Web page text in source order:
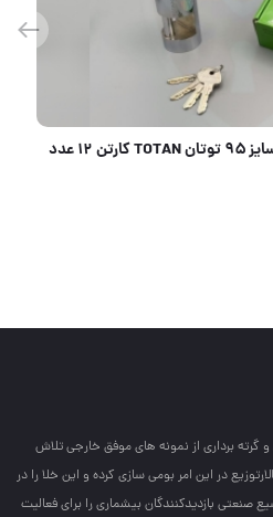
و گرته برداري از نمونه هاي موفق خارجي تلاش
در اين امر بومي سازي كرده و اين خلا را در
صنعتي بازديدكنندگان بيشماري را براي فعاليت